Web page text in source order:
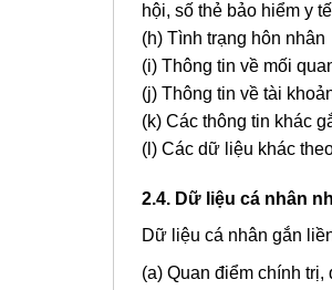
hội, số thẻ bảo hiểm y tế
(h) Tình trạng hôn nhân
(i) Thông tin về mối
(j) Thông tin về tài
(k) Các thông tin khác
(l) Các dữ liệu khác
2.4. Dữ liệu cá nhân
Dữ liệu cá nhân gắn
(a) Quan điểm chính